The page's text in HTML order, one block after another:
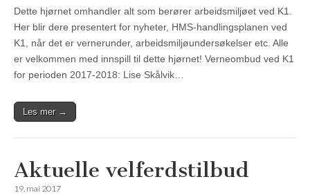
Dette hjørnet omhandler alt som berører arbeidsmiljøet ved K1.
Her blir dere presentert for nyheter, HMS-handlingsplanen ved
K1, når det er vernerunder, arbeidsmiljøundersøkelser etc. Alle
er velkommen med innspill til dette hjørnet! Verneombud ved K1
for perioden 2017-2018: Lise Skålvik…
Les mer →
Aktuelle velferdstilbud
19. mai 2017